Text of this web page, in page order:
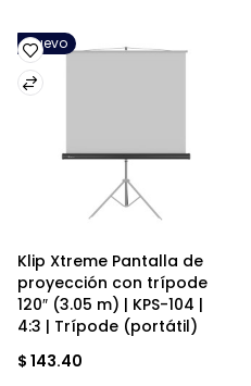
Nuevo
Klip Xtreme Pantalla de
proyección con trípode
120″ (3.05 m) | KPS-104 |
4:3 | Trípode (portátil)
$ 143.40